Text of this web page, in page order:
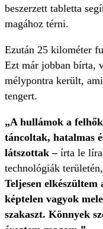
beszerzett tabletta
magához térni.
Ezután 25 kilométer
Ezt már jobban bírta,
mélypontra került,
tengert.
„A hullámok a
táncoltak, hatalmas
látszottak –írta le
technológiák
Teljesen
képtelen vagyok
szakaszt. Könnyek